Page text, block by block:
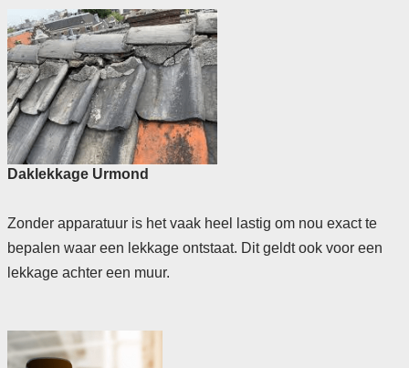
Daklekkage Urmond
Zonder apparatuur is het vaak heel lastig om nou exact te
bepalen waar een lekkage ontstaat. Dit geldt ook voor een
lekkage achter een muur.